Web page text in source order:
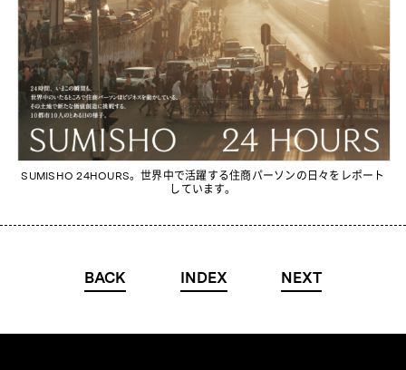
SUMISHO 24HOURS。世界中で活躍する住商パーソンの日々をレポート
しています。
BACK INDEX NEXT